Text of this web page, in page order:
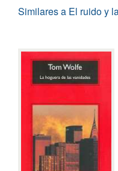
Similares a El ruido y